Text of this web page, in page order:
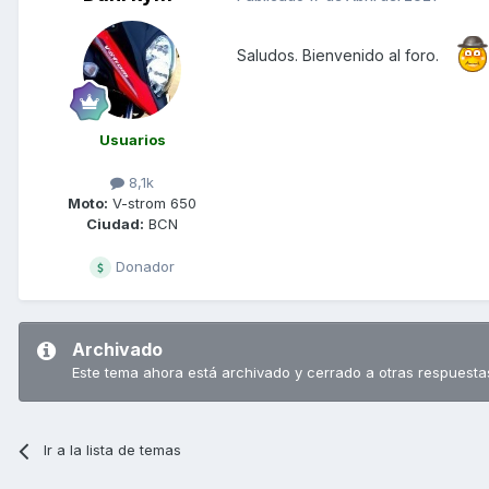
Usuarios
8,1k
Moto: V-strom 650
Ciudad: BCN
Donador
Saludos. Bienvenido al foro.
Archivado
Este tema ahora está archivado y cerrado a otras
Ir a la lista de temas